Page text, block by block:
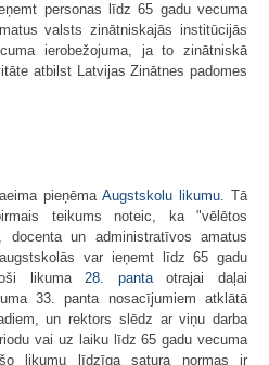
personas līdz 65 gadu vecuma
valsts zinātniskajās institūcijās
ierobežojuma, ja to zinātniskā
atbilst Latvijas Zinātnes padomes
pieņēma Augstskolu likumu. Tā
teikums noteic, ka "vēlētos
docenta un administratīvos amatus
var ieņemt līdz 65 gadu
likuma28. pantaotrajai daļai
33. panta nosacījumiem atklātā
un rektors slēdz ar viņu darba
vai uz laiku līdz 65 gadu vecuma
likumu līdzīga satura normas ir